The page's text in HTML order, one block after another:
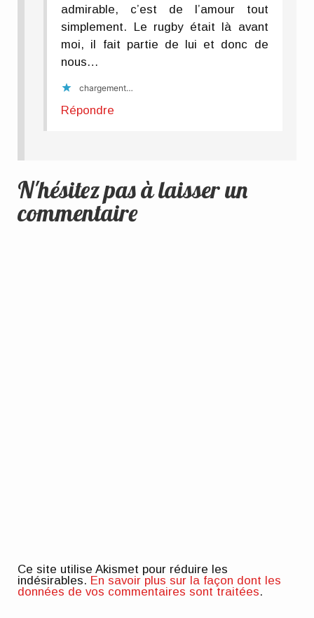
admirable, c’est de l’amour tout
simplement. Le rugby était là avant
moi, il fait partie de lui et donc de
nous…
chargement…
Répondre
N'hésitez pas à laisser un
commentaire
Ce site utilise Akismet pour réduire les
indésirables. En savoir plus sur la façon dont les
données de vos commentaires sont traitées.